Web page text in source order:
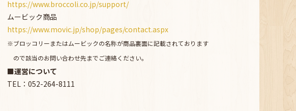
https://www.broccoli.co.jp/support/
ムービック商品
https://www.movic.jp/shop/pages/contact.aspx
※ブロッコリーまたはムービックの名称が商品裏面に記載されております
ので該当のお問い合わせ先までご連絡ください。
■運営について
TEL：052-264-8111